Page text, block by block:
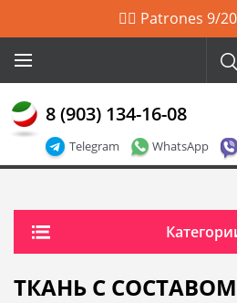
🙋‍♀️ Patrones 9/
Telegram WhatsApp
8 (903) 134-16-08
ТКАНЬ С